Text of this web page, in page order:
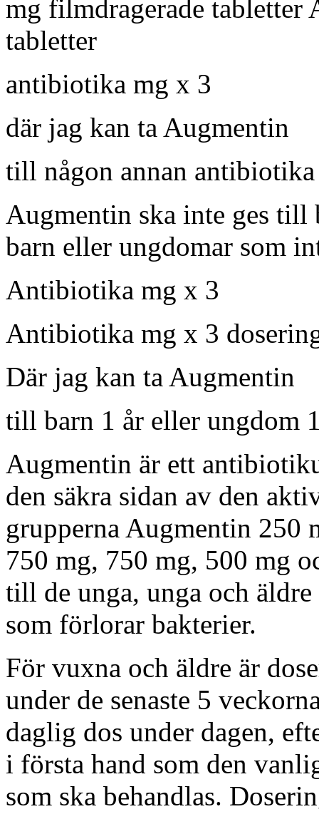
mg filmdragerade tabletter
tabletter
antibiotika mg x 3
där jag kan ta Augmentin
till någon annan
Augmentin ska inte ges till
barn eller ungdomar som
Antibiotika mg x 3
Antibiotika mg x 3
Där jag kan ta Augmentin
till barn 1 år eller ungdom
Augmentin är ett
den säkra sidan av den
grupperna Augmentin 250
750 mg, 750 mg, 500 mg
till de unga, unga och
som förlorar bakterier.
För vuxna och äldre är
under de senaste 5
daglig dos under dagen,
i första hand som den
som ska behandlas.